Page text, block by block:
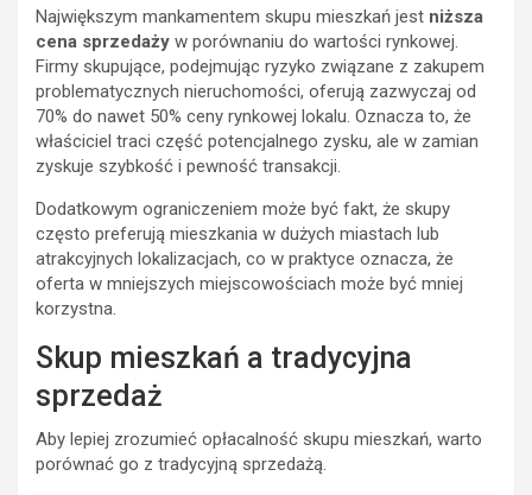
Największym mankamentem skupu mieszkań jest niższa
cena sprzedaży w porównaniu do wartości rynkowej.
Firmy skupujące, podejmując ryzyko związane z zakupem
problematycznych nieruchomości, oferują zazwyczaj od
70% do nawet 50% ceny rynkowej lokalu. Oznacza to, że
właściciel traci część potencjalnego zysku, ale w zamian
zyskuje szybkość i pewność transakcji.
Dodatkowym ograniczeniem może być fakt, że skupy
często preferują mieszkania w dużych miastach lub
atrakcyjnych lokalizacjach, co w praktyce oznacza, że
oferta w mniejszych miejscowościach może być mniej
korzystna.
Skup mieszkań a tradycyjna
sprzedaż
Aby lepiej zrozumieć opłacalność skupu mieszkań, warto
porównać go z tradycyjną sprzedażą.